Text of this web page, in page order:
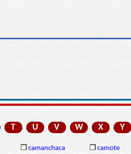
T U V W X Y
❒ camanchaca ❒ camote